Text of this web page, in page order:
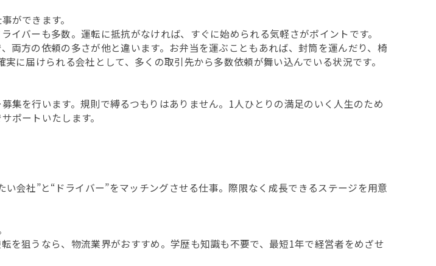
ができます。
イバーも多数。運転に抵抗がなければ、すぐに始められる気軽さがポイントです。
両方の依頼の多さが他と違います。お弁当を運ぶこともあれば、封筒を運んだり、椅
に届けられる会社として、多くの取引先から多数依頼が舞い込んでいる状況です。
集を行います。規則で縛るつもりはありません。1人ひとりの満足のいく人生のため
ポートいたします。
会社”と“ドライバー”をマッチングさせる仕事。際限なく成長できるステージを用意
を狙うなら、物流業界がおすすめ。学歴も知識も不要で、最短1年で経営者をめざせ